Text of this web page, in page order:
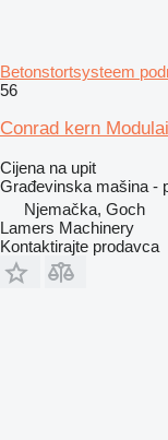
Betonstortsysteem
56
Conrad kern
Cijena na upit
Građevinska mašina -
Njemačka, Goch
Lamers Machinery
Kontaktirajte prodavca